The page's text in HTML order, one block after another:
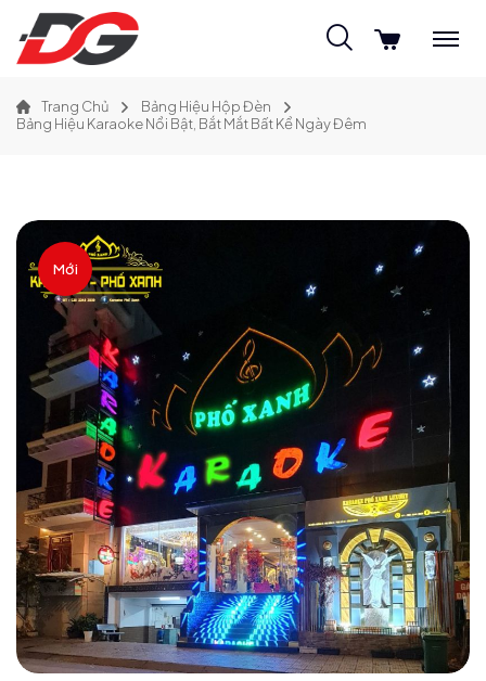
Trang Chủ
Bảng Hiệu Hộp Đèn
Bảng Hiệu Karaoke Nổi Bật, Bắt Mắt Bất Kể Ngày Đêm
Mới